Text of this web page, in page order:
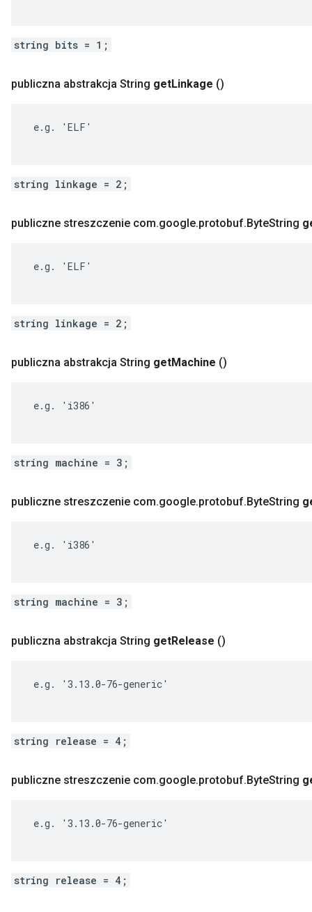
string bits = 1;
publiczna abstrakcja String getLinkage ()
e.g. 'ELF'
string linkage = 2;
publiczne streszczenie com.google.protobuf.ByteString
e.g. 'ELF'
string linkage = 2;
publiczna abstrakcja String getMachine ()
e.g. 'i386'
string machine = 3;
publiczne streszczenie com.google.protobuf.ByteString
e.g. 'i386'
string machine = 3;
publiczna abstrakcja String getRelease ()
e.g. '3.13.0-76-generic'
string release = 4;
publiczne streszczenie com.google.protobuf.ByteString
e.g. '3.13.0-76-generic'
string release = 4;